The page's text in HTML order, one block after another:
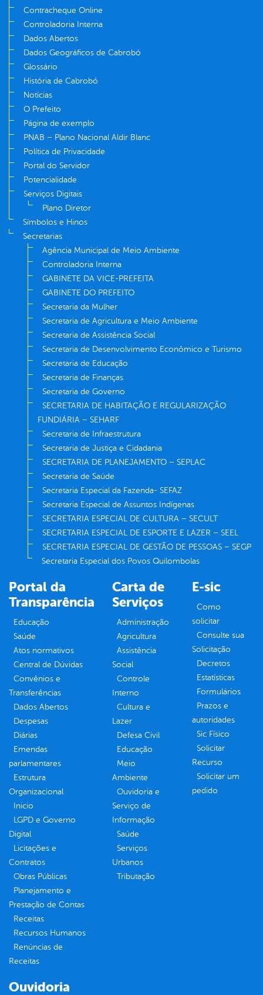
Contracheque Online
Controladoria Interna
Dados Abertos
Dados Geográficos de Cabrobó
Glossário
História de Cabrobó
Notícias
O Prefeito
Página de exemplo
PNAB – Plano Nacional Aldir Blanc
Política de Privacidade
Portal do Servidor
Potencialidade
Serviços Digitais
Plano Diretor
Símbolos e Hinos
Secretarias
Agência Municipal de Meio Ambiente
Controladoria Interna
GABINETE DA VICE-PREFEITA
GABINETE DO PREFEITO
Secretaria da Mulher
Secretaria de Agricultura e Meio Ambiente
Secretaria de Assistência Social
Secretaria de Desenvolvimento Econômico e Turismo
Secretaria de Educação
Secretaria de Finanças
Secretaria de Governo
SECRETARIA DE HABITAÇÃO E REGULARIZAÇÃO
FUNDIÁRIA – SEHARF
Secretaria de Infraestrutura
Secretaria de Justiça e Cidadania
SECRETARIA DE PLANEJAMENTO – SEPLAC
Secretaria de Saúde
Secretaria Especial da Fazenda- SEFAZ
Secretaria Especial de Assuntos Indígenas
SECRETARIA ESPECIAL DE CULTURA – SECULT
SECRETARIA ESPECIAL DE ESPORTE E LAZER – SEEL
SECRETARIA ESPECIAL DE GESTÃO DE PESSOAS – SEGP
Secretaria Especial dos Povos Quilombolas
Portal da
Transparência
Educação
Saúde
Atos normativos
Central de Dúvidas
Convênios e
Transferências
Dados Abertos
Despesas
Diárias
Emendas
parlamentares
Estrutura
Organizacional
Inicio
LGPD e Governo
Digital
Licitações e
Contratos
Obras Públicas
Planejamento e
Prestação de Contas
Receitas
Recursos Humanos
Renúncias de
Receitas
Carta de
Serviços
Administração
Agricultura
Assistência
Social
Controle
Interno
Cultura e
Lazer
Defesa Civil
Educação
Meio
Ambiente
Ouvidoria e
Serviço de
Informação
Saúde
Serviços
Urbanos
Tributação
E-sic
Como
solicitar
Consulte sua
Solicitação
Decretos
Estatísticas
Formulários
Prazos e
autoridades
Sic Físico
Solicitar
Recurso
Solicitar um
pedido
Ouvidoria